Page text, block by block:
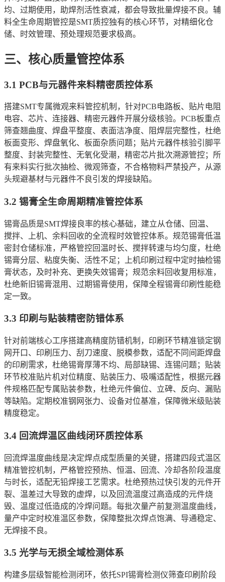
均、过期使用，助焊剂活性衰减，都会导致批量焊接不良。辅
料全生命周期管控是SMT质控独有的核心环节，对精细化仓
储、时效管理、预处理规范要求极高。
三、核心质量管控体系
3.1 PCB与元器件来料精密质控体系
搭建SMT专属微观来料管控机制，针对PCB电路板、贴片电阻
电容、芯片、连接器、精密元器件开展分级核验。PCB板重点
筛查翘曲度、焊盘平整度、表面洁净度、阻焊层完整性，杜绝
板面变形、焊盘氧化、板面杂质问题；贴片元器件核验引脚平
整度、封装完整性、无氧化受潮，精密芯片批次溯源管控；所
有来料实行批次抽检、微观筛查，不合格物料严禁投产，从源
头规避基材与元器件不良引发的焊接缺陷。
3.2 锡膏全生命周期精准管控体系
锡膏品质是SMT焊接良率的核心基础，建立从仓储、回温、
搅拌、上机、余料回收的全流程时效管控体系。规范锡膏低温
密封仓储标准，严格管控回温时长、搅拌转速与均匀度，杜绝
锡膏分层、粘度失衡、活性不足；上机印刷过程中定时抽检锡
膏状态，及时补充、更换失效锡膏；规范余料回收复用标准，
杜绝新旧锡膏混用、过期锡膏使用，保障全程锡膏印刷性能稳
定一致。
3.3 印刷与贴装精密防错体系
针对前端核心工序搭建高精度防错机制，印刷环节精准锁定钢
网开口、印刷压力、刮刀速度、脱模参数，适配不同间距焊盘
的印刷需求，杜绝锡膏厚薄不均、局部缺锡、连锡问题；贴装
环节校准贴片机对位精度、贴装压力、吸嘴适配性，根据元器
件规格匹配专属贴装参数，杜绝元件偏位、立碑、反向、漏贴
等缺陷。定期校准钢网张力、设备对位基准，保障微米级贴装
精度稳定。
3.4 回流焊温区曲线闭环质控体系
回流焊温度曲线是决定焊点成型质量的关键，搭建四段式温区
精准管控机制，严格管控预热、恒温、回流、冷却各阶段温度
与时长，适配无铅焊接工艺需求。杜绝预热过快引发的元件开
裂、温差过大导致的虚焊，以及回流温度过高造成的元件烧
毁、温度过低造成的冷焊问题。每批次量产前复测温度曲线，
量产中定时校准温区参数，保障整批次焊点饱满、导通稳定、
无焊接不良。
3.5 光学与无损全域检测体系
构建多层级智能检测闭环，依托SPI锡膏检测仪筛查印刷阶段